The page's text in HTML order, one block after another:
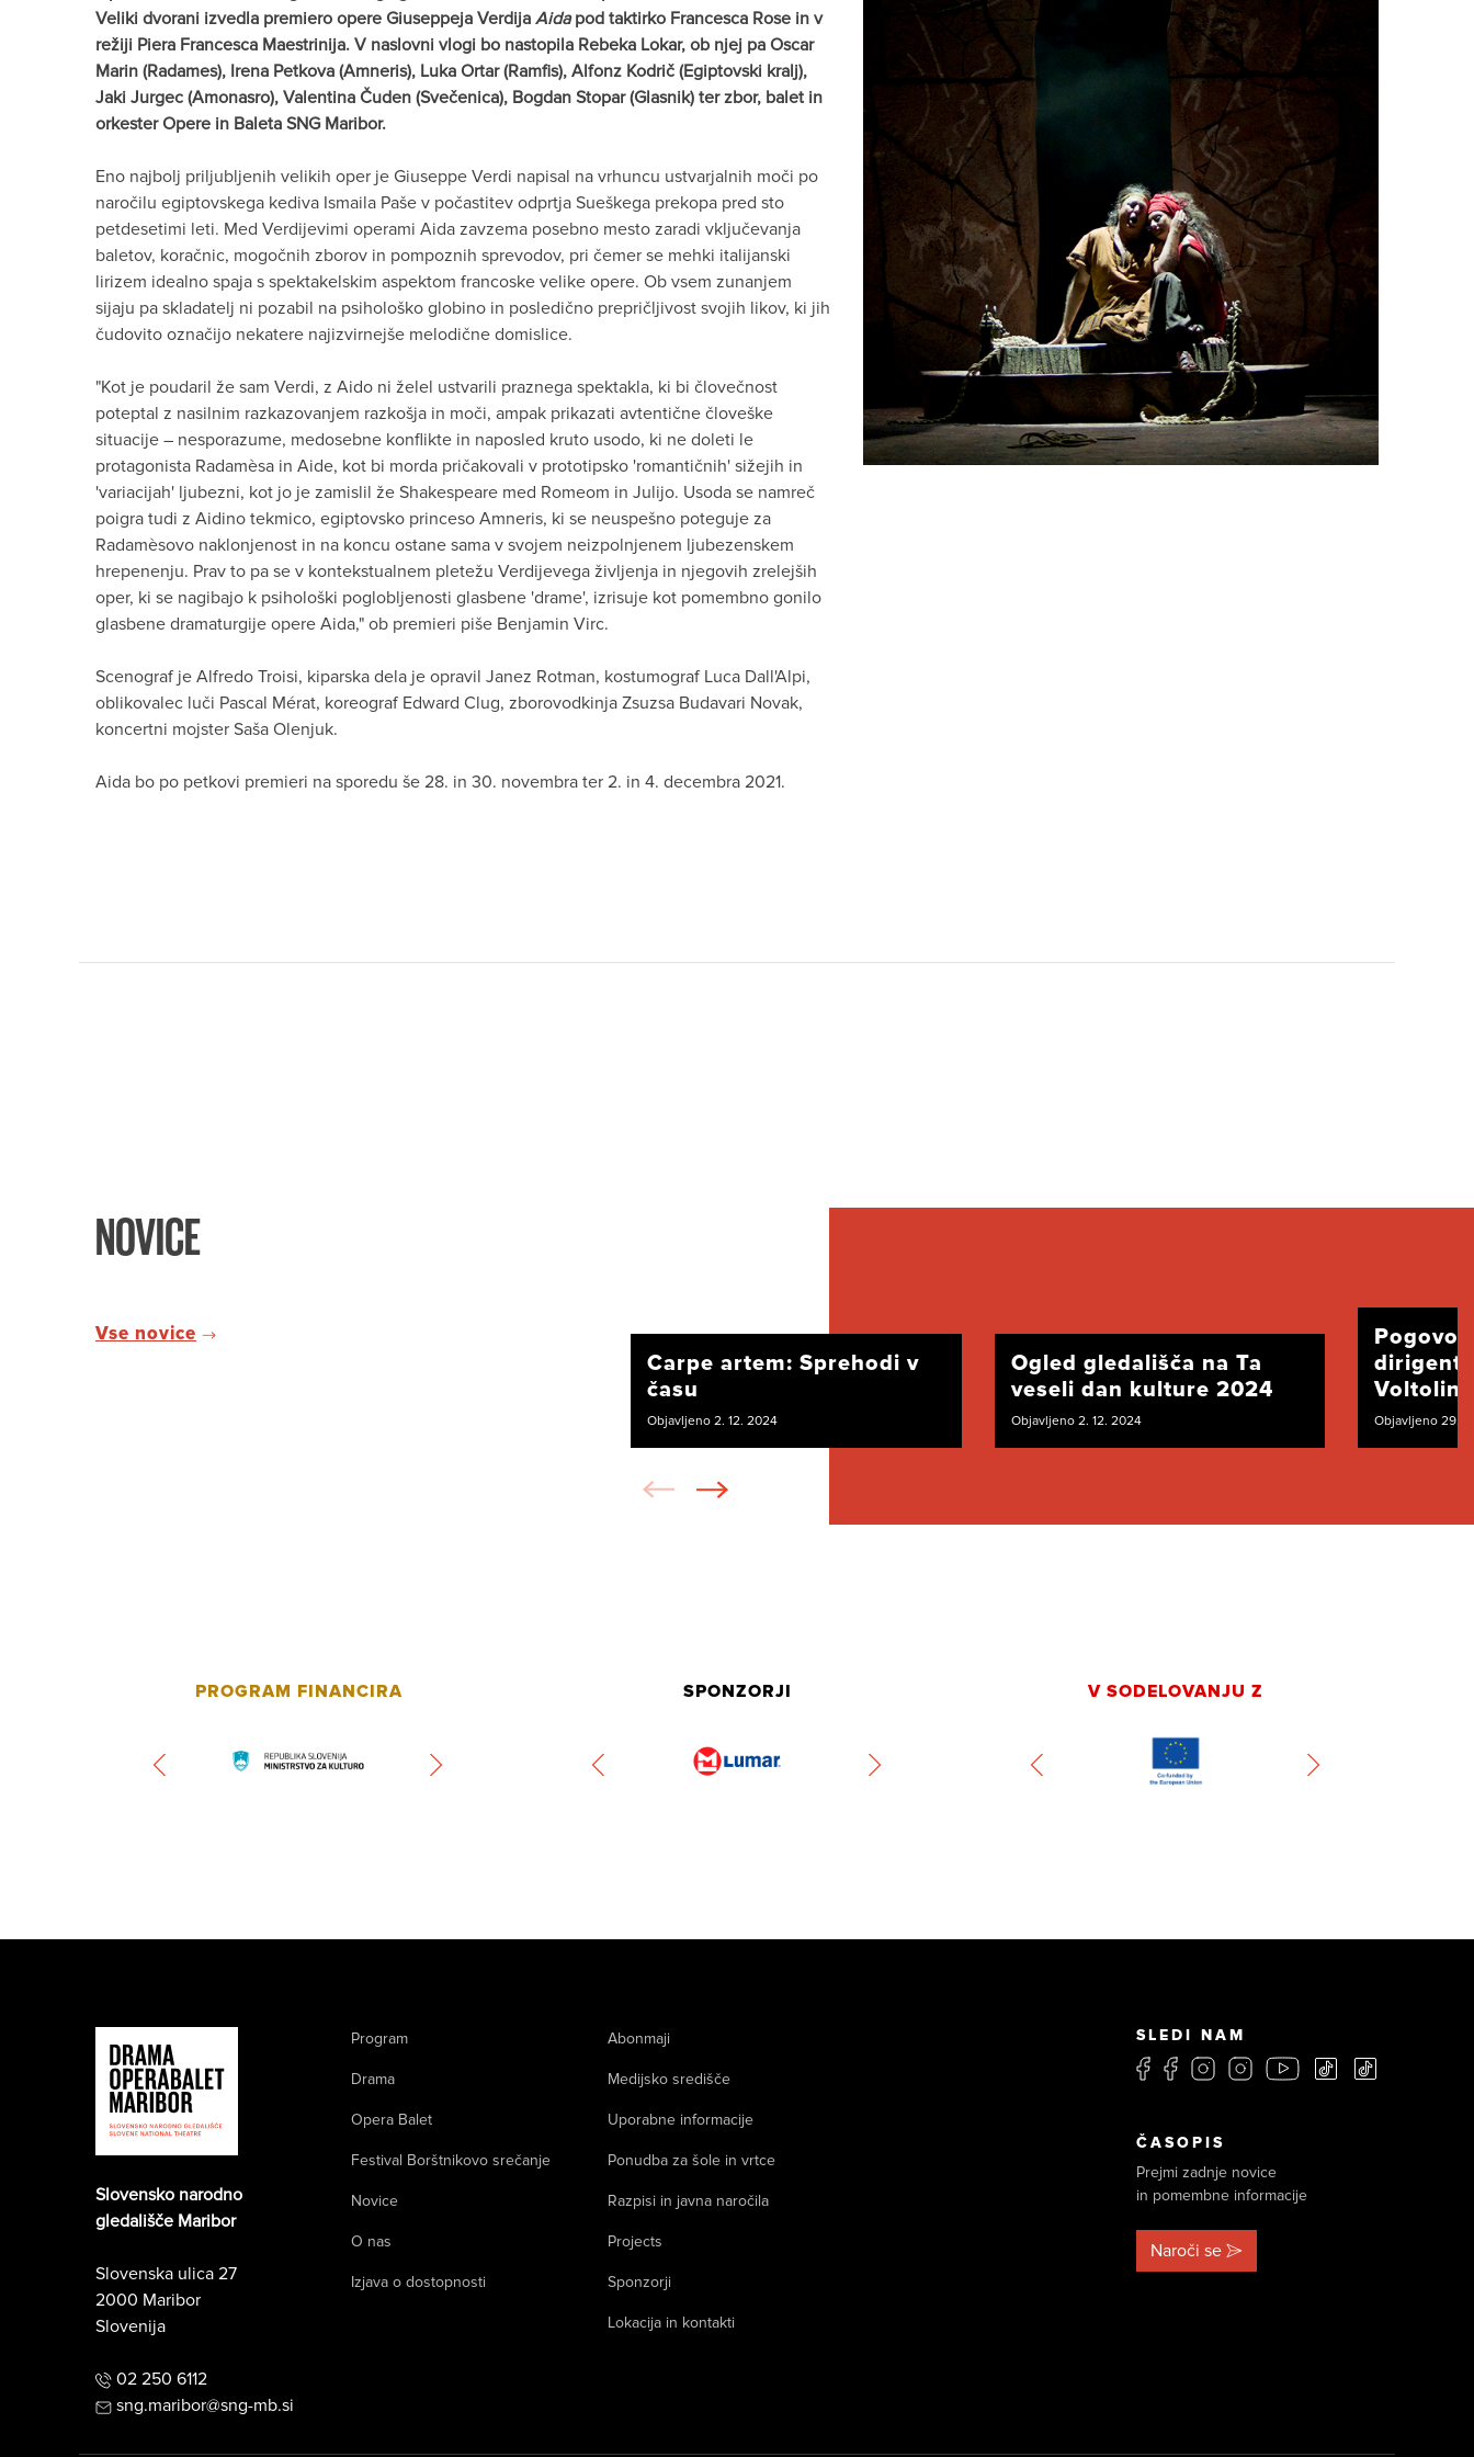
Veliki dvorani izvedla premiero opere Giuseppeja Verdija Aidapod taktirko Francesca Rose in v
režiji Piera Francesca Maestrinija. V naslovni vlogi bo nastopila Rebeka Lokar, ob njej pa Oscar
Marin (Radames), Irena Petkova (Amneris), Luka Ortar (Ramfis), Alfonz Kodrič (Egiptovski kralj),
Jaki Jurgec (Amonasro), Valentina Čuden (Svečenica), Bogdan Stopar (Glasnik) ter zbor, balet in
orkester Opere in Baleta SNG Maribor.
Eno najbolj priljubljenih velikih oper je Giuseppe Verdi napisal na vrhuncu ustvarjalnih moči po
naročilu egiptovskega kediva Ismaila Paše v počastitev odprtja Sueškega prekopa pred sto
petdesetimi leti. Med Verdijevimi operami Aida zavzema posebno mesto zaradi vključevanja
baletov, koračnic, mogočnih zborov in pompoznih sprevodov, pri čemer se mehki italijanski
lirizem idealno spaja s spektakelskim aspektom francoske velike opere. Ob vsem zunanjem
sijaju pa skladatelj ni pozabil na psihološko globino in posledično prepričljivost svojih likov, ki jih
čudovito označijo nekatere najizvirnejše melodične domislice.
"Kot je poudaril že sam Verdi, z Aido ni želel ustvarili praznega spektakla, ki bi človečnost
poteptal z nasilnim razkazovanjem razkošja in moči, ampak prikazati avtentične človeške
situacije – nesporazume, medosebne konflikte in naposled kruto usodo, ki ne doleti le
protagonista Radamèsa in Aide, kot bi morda pričakovali v prototipsko 'romantičnih' sižejih in
'variacijah' ljubezni, kot jo je zamislil že Shakespeare med Romeom in Julijo. Usoda se namreč
poigra tudi z Aidino tekmico, egiptovsko princeso Amneris, ki se neuspešno poteguje za
Radamèsovo naklonjenost in na koncu ostane sama v svojem neizpolnjenem ljubezenskem
hrepenenju. Prav to pa se v kontekstualnem pletežu Verdijevega življenja in njegovih zrelejših
oper, ki se nagibajo k psihološki poglobljenosti glasbene 'drame', izrisuje kot pomembno gonilo
glasbene dramaturgije opere Aida," ob premieri piše Benjamin Virc.
Scenograf je Alfredo Troisi, kiparska dela je opravil Janez Rotman, kostumograf Luca Dall'Alpi,
oblikovalec luči Pascal Mérat, koreograf Edward Clug, zborovodkinja Zsuzsa Budavari Novak,
koncertni mojster Saša Olenjuk.
Aida bo po petkovi premieri na sporedu še 28. in 30. novembra ter 2. in 4. decembra 2021.
NOVICE
Vse novice
Carpe artem: Sprehodi v
času
Objavljeno 2. 12. 2024
Ogled gledališča na Ta
veseli dan kulture 2024
Objavljeno 2. 12. 2024 Objavljeno 29.
PROGRAM FINANCIRA SPONZORJI V SODELOVANJU Z
Slovensko narodno
gledališče Maribor
Slovenska ulica 27
2000 Maribor
Slovenija
02 250 6112
sng.maribor@sng-mb.si
Program
Drama
Opera Balet
Festival Borštnikovo srečanje
Novice
O nas
Izjava o dostopnosti
Abonmaji
Medijsko središče
Uporabne informacije
Ponudba za šole in vrtce
Razpisi in javna naročila
Projects
Sponzorji
Lokacija in kontakti
SLEDI NAM
ČASOPIS
Prejmi zadnje novice
in pomembne informacije
Naroči se